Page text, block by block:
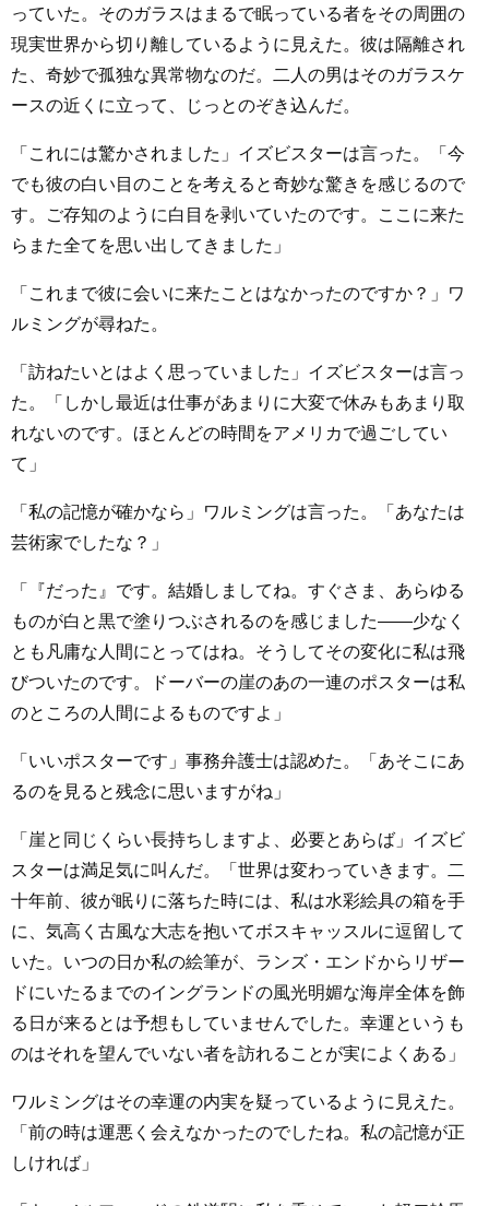
っていた。そのガラスはまるで眠っている者をその周囲の
現実世界から切り離しているように見えた。彼は隔離され
た、奇妙で孤独な異常物なのだ。二人の男はそのガラスケ
ースの近くに立って、じっとのぞき込んだ。
「これには驚かされました」イズビスターは言った。「今
でも彼の白い目のことを考えると奇妙な驚きを感じるので
す。ご存知のように白目を剥いていたのです。ここに来た
らまた全てを思い出してきました」
「これまで彼に会いに来たことはなかったのですか？」ワ
ルミングが尋ねた。
「訪ねたいとはよく思っていました」イズビスターは言っ
た。「しかし最近は仕事があまりに大変で休みもあまり取
れないのです。ほとんどの時間をアメリカで過ごしてい
て」
「私の記憶が確かなら」ワルミングは言った。「あなたは
芸術家でしたな？」
「『だった』です。結婚しましてね。すぐさま、あらゆる
ものが白と黒で塗りつぶされるのを感じました――少なく
とも凡庸な人間にとってはね。そうしてその変化に私は飛
びついたのです。ドーバーの崖のあの一連のポスターは私
のところの人間によるものですよ」
「いいポスターです」事務弁護士は認めた。「あそこにあ
るのを見ると残念に思いますがね」
「崖と同じくらい長持ちしますよ、必要とあらば」イズビ
スターは満足気に叫んだ。「世界は変わっていきます。二
十年前、彼が眠りに落ちた時には、私は水彩絵具の箱を手
に、気高く古風な大志を抱いてボスキャッスルに逗留して
いた。いつの日か私の絵筆が、ランズ・エンドからリザー
ドにいたるまでのイングランドの風光明媚な海岸全体を飾
る日が来るとは予想もしていませんでした。幸運というも
のはそれを望んでいない者を訪れることが実によくある」
ワルミングはその幸運の内実を疑っているように見えた。
「前の時は運悪く会えなかったのでしたね。私の記憶が正
しければ」